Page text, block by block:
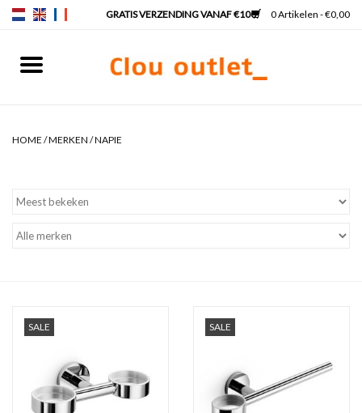
0 Artikelen - €0,00
Badkamer accessoires
HOME /MERKEN /NAPIE
SALE SALE